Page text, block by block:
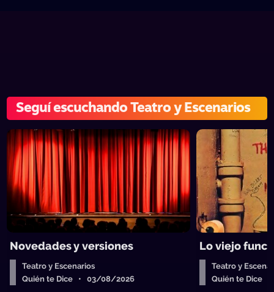
Seguí escuchando Teatro y Escenarios
Novedades y versiones
Teatro y Escenarios
Quién te Dice • 03/08/2026
Lo viejo
Teatro y
Quién te Dice